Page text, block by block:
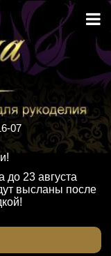
07
до 23 августа
высланы после